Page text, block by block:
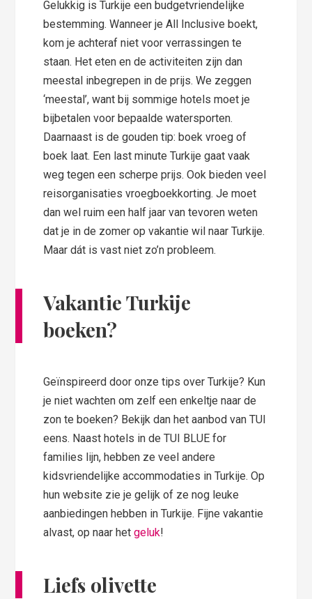
Gelukkig is Turkije een budgetvriendelijke
bestemming. Wanneer je All Inclusive boekt,
kom je achteraf niet voor verrassingen te
staan. Het eten en de activiteiten zijn dan
meestal inbegrepen in de prijs. We zeggen
‘meestal’, want bij sommige hotels moet je
bijbetalen voor bepaalde watersporten.
Daarnaast is de gouden tip: boek vroeg of
boek laat. Een last minute Turkije gaat vaak
weg tegen een scherpe prijs. Ook bieden veel
reisorganisaties vroegboekkorting. Je moet
dan wel ruim een half jaar van tevoren weten
dat je in de zomer op vakantie wil naar Turkije.
Maar dát is vast niet zo’n probleem.
Vakantie Turkije
boeken?
Geïnspireerd door onze tips over Turkije? Kun
je niet wachten om zelf een enkeltje naar de
zon te boeken? Bekijk dan het aanbod van TUI
eens. Naast hotels in de TUI BLUE for
families lijn, hebben ze veel andere
kidsvriendelijke accommodaties in Turkije. Op
hun website zie je gelijk of ze nog leuke
aanbiedingen hebben in Turkije. Fijne vakantie
alvast, op naar hetgeluk!
Liefs olivette